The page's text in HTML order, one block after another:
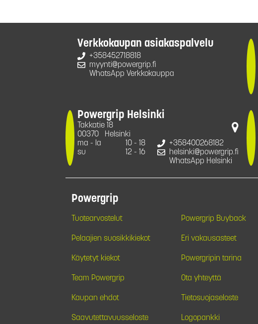
Verkkokaupan asiakaspalvelu
+358452718818
myynti@powergrip.fi
WhatsApp Verkkokauppa
Powergrip Helsinki
Takkatie 18
00370
Helsinki
ma - la
10 - 18
su
12 - 16
+358400268182
helsinki@powergrip.fi
WhatsApp Helsinki
Powergrip
Tuotearvostelut Powergrip Buyback
Pelaajien suosikkikiekot Eri vakausasteet
Käytetyt kiekot Powergripin tarina
Team Powergrip Ota yhteyttä
Kaupan ehdot Tietosuojaseloste
Saavutettavuusseloste Logopankki